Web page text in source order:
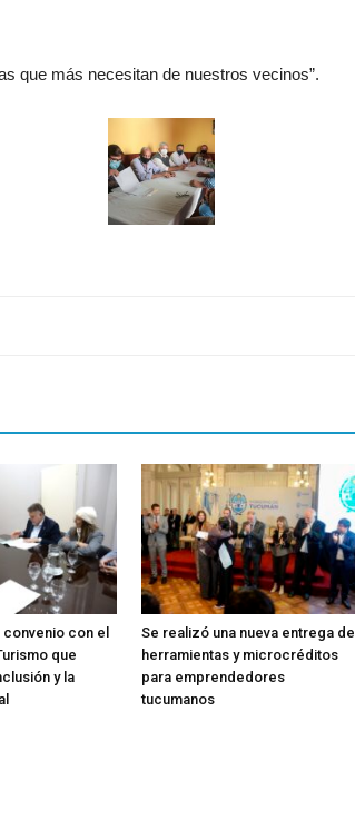
que más necesitan de nuestros vecinos”.
con el
que
y la
Se realizó una nueva entrega de
herramientas y microcréditos
para emprendedores
tucumanos